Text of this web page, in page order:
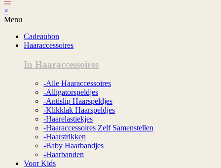
×
Menu
Cadeaubon
Haaraccessoires
In Haaraccessoires
-Alle Haaraccessoires
-Alligatorspeldjes
-Antislip Haarspeldjes
-Klikklak Haarspeldjes
-Haarelastiekjes
-Haaraccessoires Zelf Samenstellen
-Haarstrikken
-Baby Haarbandjes
-Haarbanden
Voor Kids